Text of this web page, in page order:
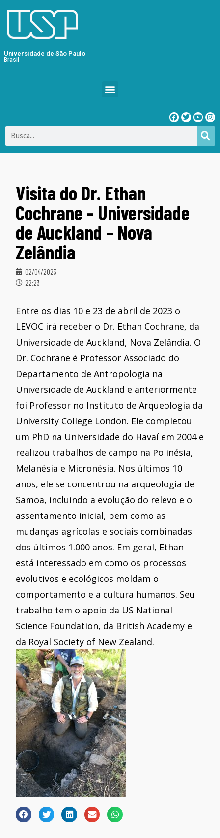
Universidade de São Paulo
Brasil
Visita do Dr. Ethan
Cochrane – Universidade
de Auckland – Nova
Zelândia
02/04/2023
22:23
Entre os dias 10 e 23 de abril de 2023 o
LEVOC irá receber o Dr. Ethan Cochrane, da
Universidade de Auckland, Nova Zelândia. O
Dr. Cochrane é Professor Associado do
Departamento de Antropologia na
Universidade de Auckland e anteriormente
foi Professor no Instituto de Arqueologia da
University College London. Ele completou
um PhD na Universidade do Havaí em 2004 e
realizou trabalhos de campo na Polinésia,
Melanésia e Micronésia. Nos últimos 10
anos, ele se concentrou na arqueologia de
Samoa, incluindo a evolução do relevo e o
assentamento inicial, bem como as
mudanças agrícolas e sociais combinadas
dos últimos 1.000 anos. Em geral, Ethan
está interessado em como os processos
evolutivos e ecológicos moldam o
comportamento e a cultura humanos. Seu
trabalho tem o apoio da US National
Science Foundation, da British Academy e
da Royal Society of New Zealand.